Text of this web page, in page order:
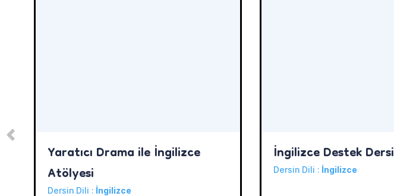
Yaratıcı Drama ile İngilizce
Atölyesi
Dersin Dili : İngilizce
İngilizce Destek Dersi
Dersin Dili : İngilizce